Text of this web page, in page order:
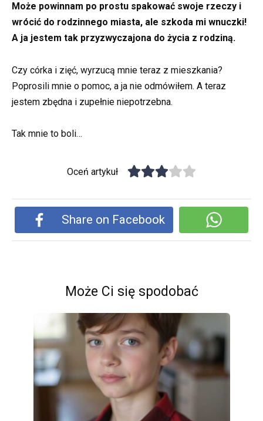
Może powinnam po prostu spakować swoje rzeczy i
wrócić do rodzinnego miasta, ale szkoda mi wnuczki!
A ja jestem tak przyzwyczajona do życia z rodziną.
Czy córka i zięć, wyrzucą mnie teraz z mieszkania?
Poprosili mnie o pomoc, a ja nie odmówiłem. A teraz
jestem zbędna i zupełnie niepotrzebna.
Tak mnie to boli…
Oceń artykuł
Share on Facebook
Może Ci się spodobać